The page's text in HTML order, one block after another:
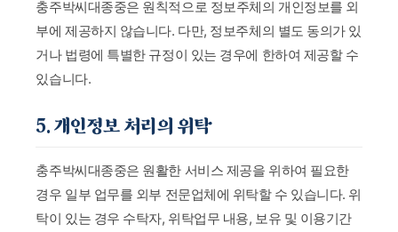
충주박씨대종중은 원칙적으로 정보주체의 개인정보를 외
부에 제공하지 않습니다. 다만, 정보주체의 별도 동의가 있
거나 법령에 특별한 규정이 있는 경우에 한하여 제공할 수
있습니다.
5. 개인정보 처리의 위탁
충주박씨대종중은 원활한 서비스 제공을 위하여 필요한
경우 일부 업무를 외부 전문업체에 위탁할 수 있습니다. 위
탁이 있는 경우 수탁자, 위탁업무 내용, 보유 및 이용기간